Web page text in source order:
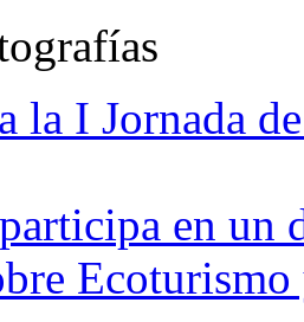
la I Jornada
en un